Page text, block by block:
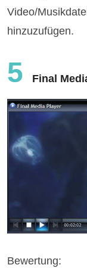
Video/
hinzuzufügen.
5 Final
Bewertung: